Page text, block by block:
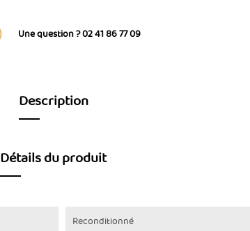
Une question ? 02 41 86 77 09
Description
Détails du produit
Reconditionné